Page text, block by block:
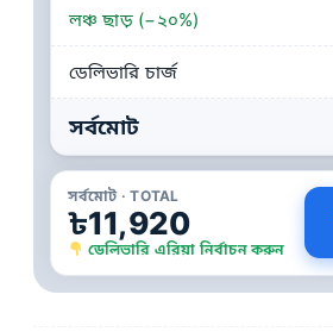
লঞ্চ ছাড় (−২০%)
ডেলিভারি চার্জ
সর্বমোট
সর্বমোট · TOTAL
৳11,920
ডেলিভারি এরিয়া নির্বাচন করুন